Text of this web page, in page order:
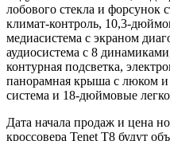
лобового стекла и форсунок
климат-контроль, 10,3-
медиасистема с экраном
аудиосистема с 8
контурная подсветка,
панорамная крыша с люком и
система и 18-дюймовые
Дата начала продаж и цена
кроссовера Tenet T8 будут